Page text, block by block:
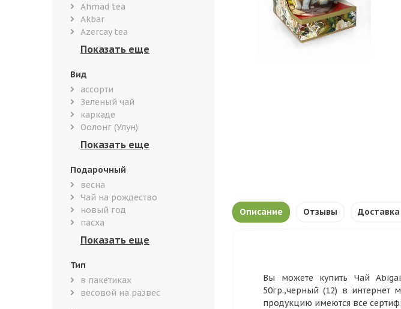
Ahmad tea
Akbar
Azercay tea
Вид
ассорти
Зеленый чай
каркаде
Оолонг (Улун)
Подарочный
весна
Чай на рождество
новый год
пасха
Тип
в пакетиках
весовой на развес
Описание Отзывы
Вы можете купить Чай
50гр.,черный (12) в интернет
продукцию имеются все